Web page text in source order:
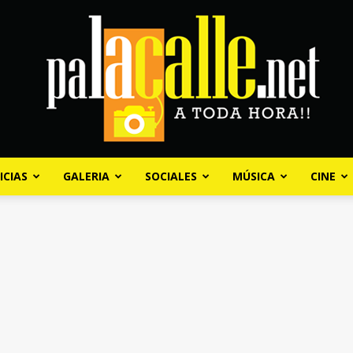
GALERIA SOCIALES MÚSICA CINE